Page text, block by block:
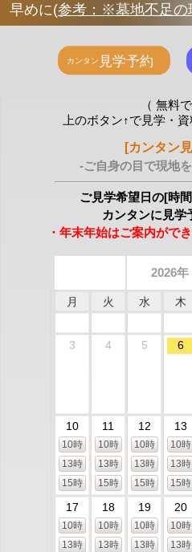
早めに(参考：※墓地不足の
（ 無料
上のボタン↑で見学・
[カンタン
-ご自身の目で現地
ご見学希望日の[時
カンタンに見学
・年末年始はご案内がで
2026年
月 火 水 木
3
4 5 6
10
10時
13時
15時
11
10時
13時
15時
12
10時
13時
15時
13
10時
13時
15時
17
10時
13時
18
10時
13時
19
10時
13時
20
10時
13時